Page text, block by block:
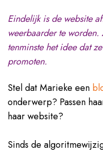
Eindelijk is de website
weerbaarder te
tenminste het idee dat
promoten.
Stel dat Marieke een
onderwerp? Passen
haar website?
Sinds de